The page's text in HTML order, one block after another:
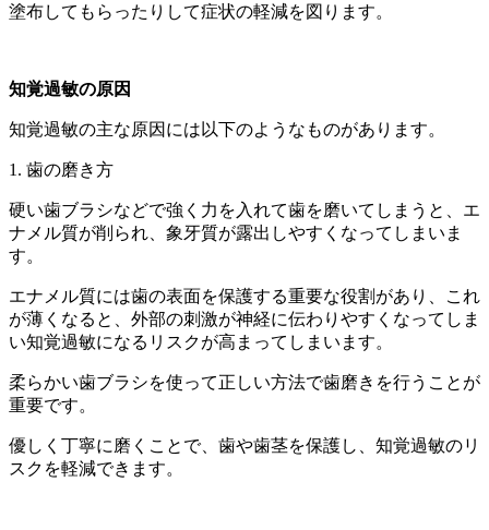
塗布してもらったりして症状の軽減を図ります。
知覚過敏の原因
知覚過敏の主な原因には以下のようなものがあります。
1. 歯の磨き方
硬い歯ブラシなどで強く力を入れて歯を磨いてしまうと、エ
ナメル質が削られ、象牙質が露出しやすくなってしまいま
す。
エナメル質には歯の表面を保護する重要な役割があり、これ
が薄くなると、外部の刺激が神経に伝わりやすくなってしま
い知覚過敏になるリスクが高まってしまいます。
柔らかい歯ブラシを使って正しい方法で歯磨きを行うことが
重要です。
優しく丁寧に磨くことで、歯や歯茎を保護し、知覚過敏のリ
スクを軽減できます。